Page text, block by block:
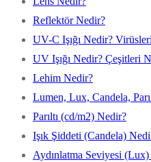
Reflektör Nedir?
UV-C Işığı Nedir?
UV Işığı Nedir? Çeşitleri
Lehim Nedir?
Lumen, Lux, Candela,
Parıltı (cd/m2) Nedir?
Işık Şiddeti (Candela)
Aydınlatma Seviyesi